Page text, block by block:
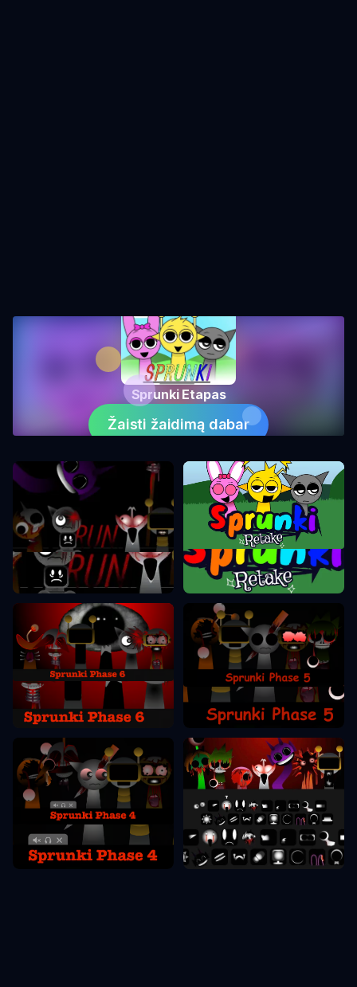
Sprunki Etapas
Žaisti žaidimą dabar
Sprunki Etapas 7 Sprunki Pakartojimas
Sprunki Etapas 6 Sprunki Etapas 5
Sprunki Etapas 4 Sprunki Etapas 10